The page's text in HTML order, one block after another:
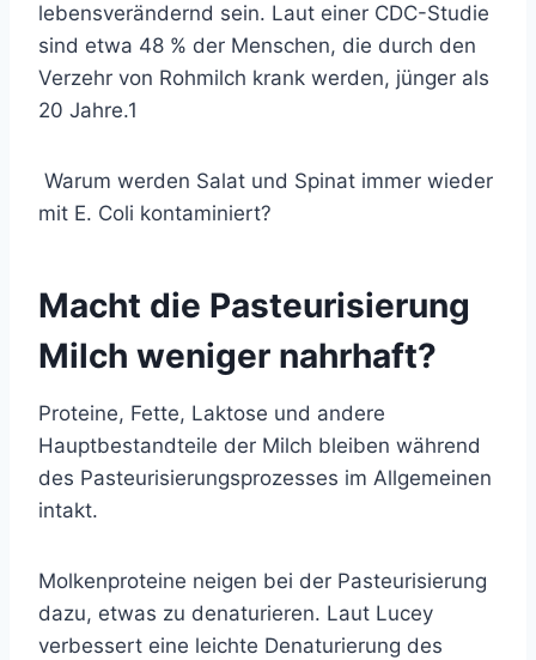
lebensverändernd sein. Laut einer CDC-Studie
sind etwa 48 % der Menschen, die durch den
Verzehr von Rohmilch krank werden, jünger als
20 Jahre.1
Warum werden Salat und Spinat immer wieder
mit E. Coli kontaminiert?
Macht die Pasteurisierung
Milch weniger nahrhaft?
Proteine, Fette, Laktose und andere
Hauptbestandteile der Milch bleiben während
des Pasteurisierungsprozesses im Allgemeinen
intakt.
Molkenproteine ​​neigen bei der Pasteurisierung
dazu, etwas zu denaturieren. Laut Lucey
verbessert eine leichte Denaturierung des